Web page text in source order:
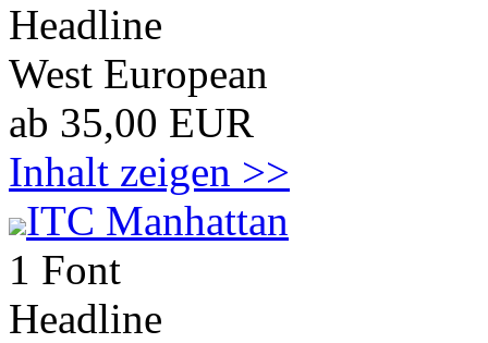
Headline
West European
ab 35,00 EUR
Inhalt zeigen >>
ITC Manhattan
1 Font
Headline